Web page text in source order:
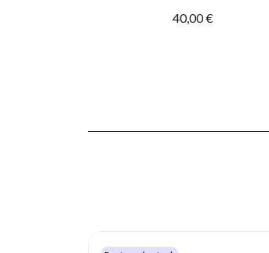
40,00 €